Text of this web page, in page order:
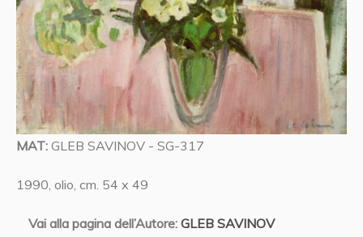
MAT: GLEB SAVINOV - SG-317
1990, olio, cm. 54 x 49
Vai alla pagina dell’Autore: GLEB SAVINOV